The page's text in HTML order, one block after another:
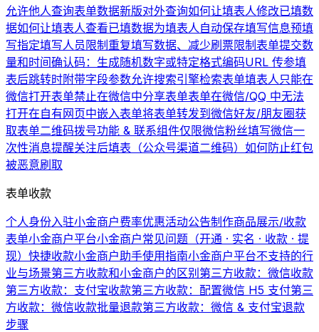
允许他人查询表单数据新版对外查询如何让填表人修改已填数
据如何让填表人查看已填数据为填表人自动保存填写信息预填
写指定填写人员限制重复填写数据、减少刷票限制表单提交数
量和时间确认码：生成随机数字或特定格式编码URL 传参填
表后跳转时附带字段参数允许搜索引擎检索表单填表人只能在
微信打开表单禁止在微信中分享表单表单在微信/QQ 中无法
打开在自有网页中嵌入表单将表单转发到微信好友/朋友圈获
取表单二维码拨号功能 & 联系组件仅限微信粉丝填写微信一
次性消息提醒关注后填表（公众号渠道二维码） 如何防止红包
被恶意刷取
表单收款
个人身份入驻小金商户费率优惠活动公告制作商品展示/收款
表单小金商户平台小金商户常见问题（开通 · 实名 · 收款 · 提
现） 快捷收款小金商户助手使用指南小金商户平台不支持的行
业与场景第三方收款和小金商户的区别第三方收款：微信收款
第三方收款：支付宝收款第三方收款：配置微信 H5 支付第三
方收款：微信收款批量退款第三方收款：微信 & 支付宝退款
步骤